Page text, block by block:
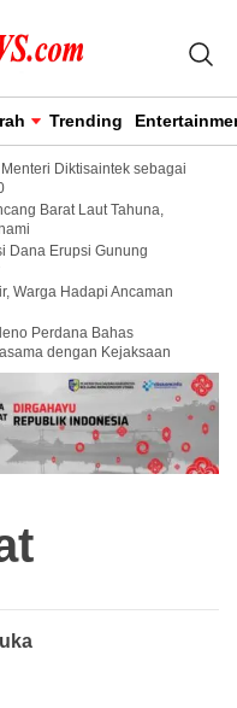
Trending
Diktisaintek sebagai
Barat Laut Tahuna,
Dana Erupsi Gunung
Warga Hadapi Ancaman
Perdana Bahas
dengan Kejaksaan